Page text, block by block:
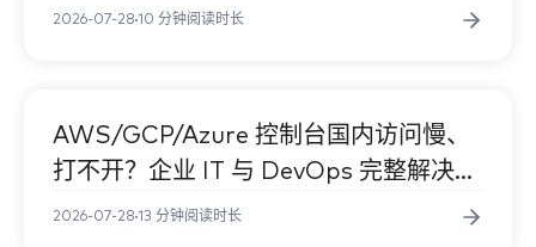
亚马逊卖家
2026-07-28 10 分钟阅读时长
企业与跨境
AWS/GCP/Azure 控制台国内访问慢、
打不开？企业 IT 与 DevOps 完整解决指
南
2026-07-28 13 分钟阅读时长